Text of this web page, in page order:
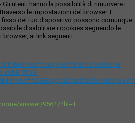
- Gli utenti hanno la possibilità di rimuovere i
le impostazioni del browser. I
del tuo dispositivo possono comunque
disabilitare i cookies seguendo le
ai link seguenti:
it/microsoft-edge/eliminare-i-cookie-in-
c3b8-57b9-
answer/95647?hl=it